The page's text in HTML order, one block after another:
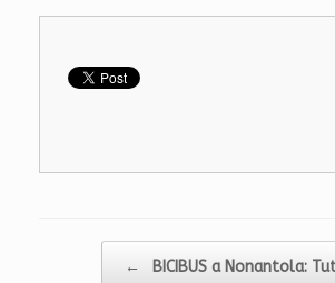
←
BICIBUS a Nonantola: